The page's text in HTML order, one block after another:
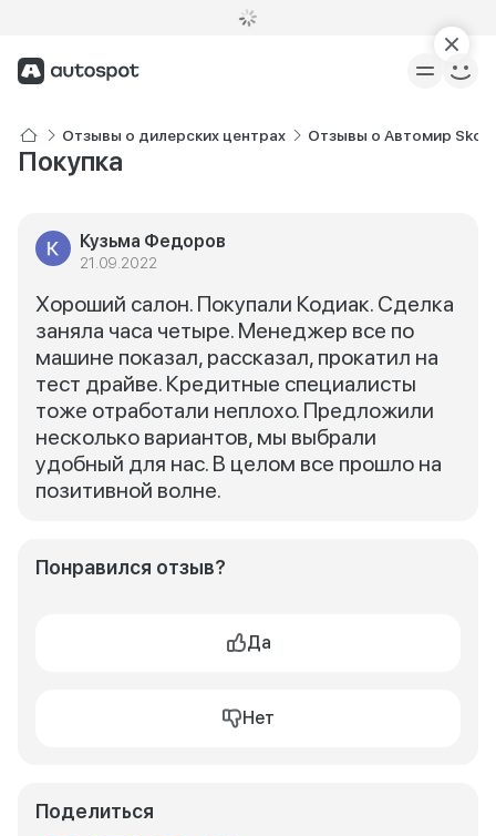
Отзывы о дилерских центрах Отзывы о Автомир
Покупка
Кузьма Федоров
21.09.2022
Хороший салон. Покупали Кодиак. Сделка
заняла часа четыре. Менеджер все по
машине показал, рассказал, прокатил на
тест драйве. Кредитные специалисты
тоже отработали неплохо. Предложили
несколько вариантов, мы выбрали
удобный для нас. В целом все прошло на
позитивной волне.
Понравился отзыв?
Да
Нет
Поделиться